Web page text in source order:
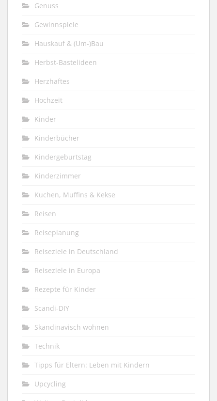
Genuss
Gewinnspiele
Hauskauf & (Um-)Bau
Herbst-Bastelideen
Herzhaftes
Hochzeit
Kinder
Kinderbücher
Kindergeburtstag
Kinderzimmer
Kuchen, Muffins & Kekse
Reisen
Reiseplanung
Reiseziele in Deutschland
Reiseziele in Europa
Rezepte für Kinder
Scandi-DIY
Skandinavisch wohnen
Technik
Tipps für Eltern: Leben mit Kindern
Upcycling